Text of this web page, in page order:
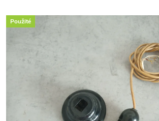
Použité